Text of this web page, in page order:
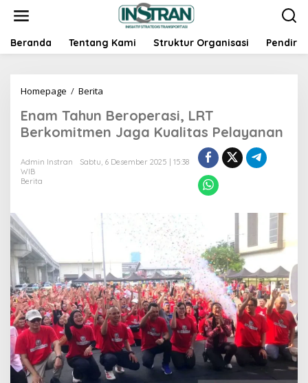
t
Beranda Tentang Kami Struktur Organisasi Pendiri
Homepage / Berita
a
m
T
h
p
e
r
a
s
i
,
L
R
T
B
Enam Tahun Beroperasi, LRT
Berkomitmen Jaga Kualitas Pelayanan
Admin Instran
Sabtu, 6 Desember 2025 | 15:38
WIB
Berita